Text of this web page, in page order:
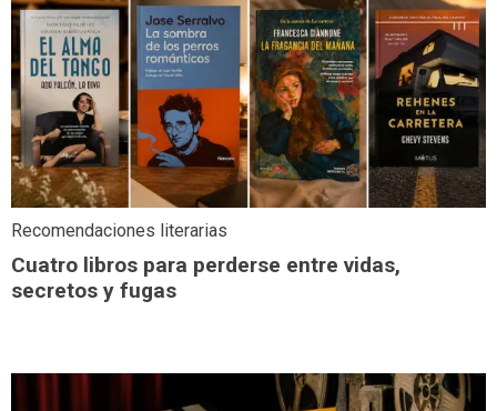
Recomendaciones literarias
Cuatro libros para perderse entre vidas,
secretos y fugas